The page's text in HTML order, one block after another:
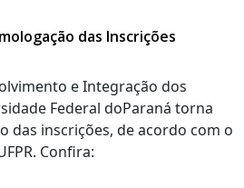
das Inscrições
e Integração dos
Federal doParaná torna
das inscrições, de acordo com o
Confira: